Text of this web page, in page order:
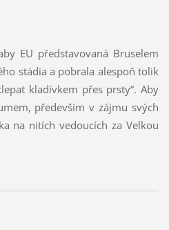
EU představovaná Bruselem
stádia a pobrala alespoň tolik
kladívkem přes prsty“. Aby
především v zájmu svých
na nitích vedoucích za Velkou